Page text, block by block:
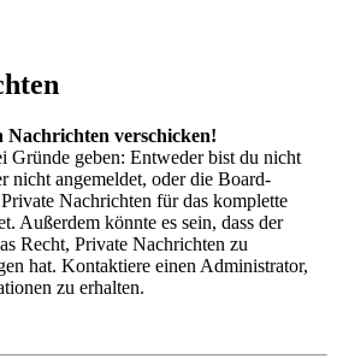
verschicken!
Gründe geben: Entweder bist du nicht
nicht angemeldet, oder die Board-
Nachrichten für das komplette
Außerdem könnte es sein, dass der
Recht, Private Nachrichten zu
hat. Kontaktiere einen Administrator,
zu erhalten.